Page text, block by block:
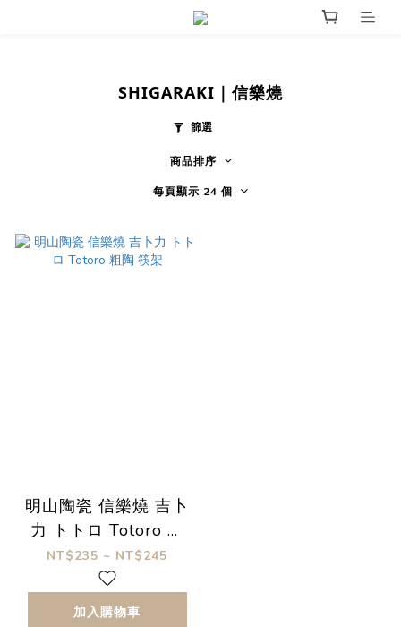
SHIGARAKI｜信樂燒
篩選
商品排序
每頁顯示 24 個
明山陶瓷 信樂燒 吉卜
力 トトロ Totoro 粗
陶 筷架
NT$235 ~ NT$245
加入購物車